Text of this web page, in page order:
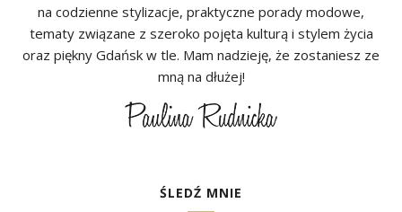
na codzienne stylizacje, praktyczne porady modowe,
tematy związane z szeroko pojęta kulturą i stylem życia
oraz piękny Gdańsk w tle. Mam nadzieję, że zostaniesz ze
mną na dłużej!
ŚLEDŹ MNIE